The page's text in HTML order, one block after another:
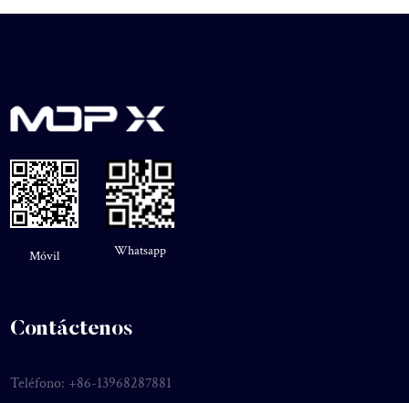
Móvil Whatsapp
Contáctenos
Teléfono: +86-13968287881